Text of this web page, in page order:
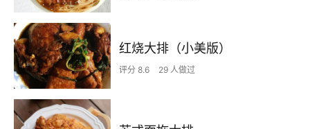
红烧大排（小美版）
评分 8.6 29 人做过